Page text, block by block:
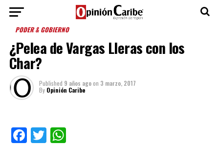
PODER & GOBIERNO
¿Pelea de Vargas Lleras con los
Char?
Published 9 años agoon 3 marzo, 2017
By Opinión Caribe
Facebook
TwitterWhatsApp